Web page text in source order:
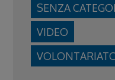
SENZA
VIDEO